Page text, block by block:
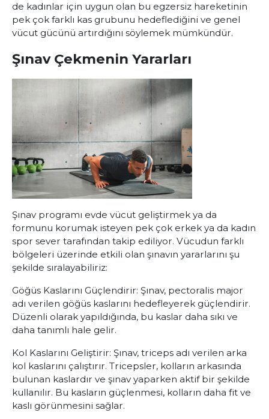
de kadınlar için uygun olan bu egzersiz hareketinin
pek çok farklı kas grubunu hedeflediğini ve genel
vücut gücünü artırdığını söylemek mümkündür.
Şınav Çekmenin Yararları
Şınav programı evde vücut geliştirmek ya da
formunu korumak isteyen pek çok erkek ya da kadın
spor sever tarafından takip ediliyor. Vücudun farklı
bölgeleri üzerinde etkili olan şınavın yararlarını şu
şekilde sıralayabiliriz:
Göğüs Kaslarını Güçlendirir: Şınav, pectoralis major
adı verilen göğüs kaslarını hedefleyerek güçlendirir.
Düzenli olarak yapıldığında, bu kaslar daha sıkı ve
daha tanımlı hale gelir.
Kol Kaslarını Geliştirir: Şınav, triceps adı verilen arka
kol kaslarını çalıştırır. Tricepsler, kolların arkasında
bulunan kaslardır ve şınav yaparken aktif bir şekilde
kullanılır. Bu kasların güçlenmesi, kolların daha fit ve
kaslı görünmesini sağlar.